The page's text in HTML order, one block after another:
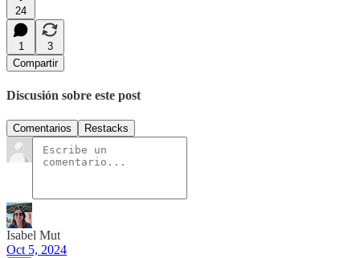
24
1
3
Compartir
Discusión sobre este post
Comentarios Restacks
Isabel Mut
Oct 5, 2024